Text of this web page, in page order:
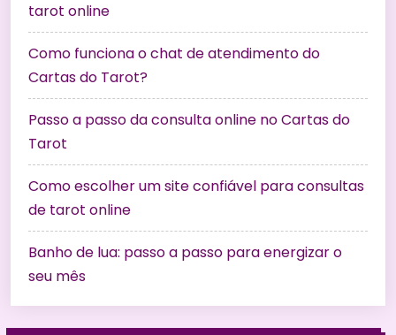
tarot online
Como funciona o chat de atendimento do
Cartas do Tarot?
Passo a passo da consulta online no Cartas do
Tarot
Como escolher um site confiável para consultas
de tarot online
Banho de lua: passo a passo para energizar o
seu mês